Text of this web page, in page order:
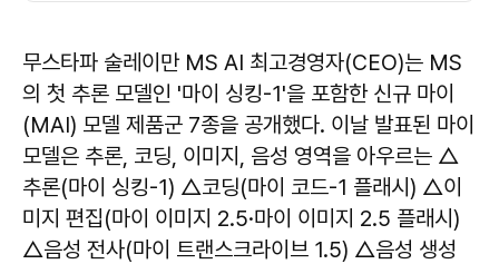
무스타파 술레이만 MS AI 최고경영자(CEO)는 MS
의 첫 추론 모델인 '마이 싱킹-1'을 포함한 신규 마이
(MAI) 모델 제품군 7종을 공개했다. 이날 발표된 마이
모델은 추론, 코딩, 이미지, 음성 영역을 아우르는 △
추론(마이 싱킹-1) △코딩(마이 코드-1 플래시) △이
미지 편집(마이 이미지 2.5·마이 이미지 2.5 플래시)
△음성 전사(마이 트랜스크라이브 1.5) △음성 생성